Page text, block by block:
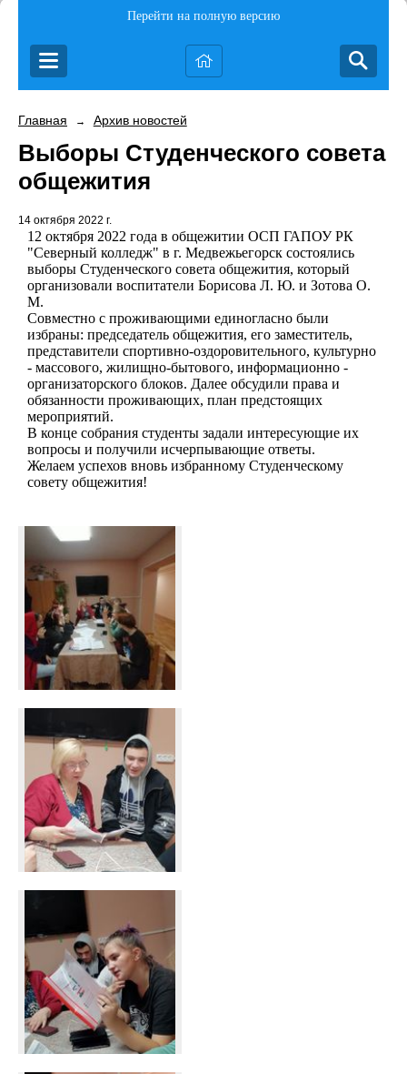
Перейти на полную версию
Главная → Архив новостей
Выборы Студенческого совета
общежития
14 октября 2022 г.
12 октября 2022 года в общежитии ОСП ГАПОУ РК
"Северный колледж" в г. Медвежьегорск состоялись
выборы Студенческого совета общежития, который
организовали воспитатели Борисова Л. Ю. и Зотова О.
М.
Совместно с проживающими единогласно были
избраны: председатель общежития, его заместитель,
представители спортивно-оздоровительного, культурно
- массового, жилищно-бытового, информационно -
организаторского блоков. Далее обсудили права и
обязанности проживающих, план предстоящих
мероприятий.
В конце собрания студенты задали интересующие их
вопросы и получили исчерпывающие ответы.
Желаем успехов вновь избранному Студенческому
совету общежития!